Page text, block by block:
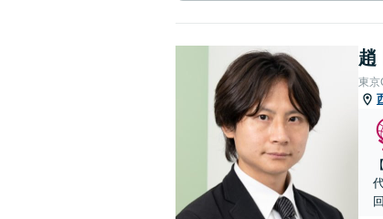
趙
東京